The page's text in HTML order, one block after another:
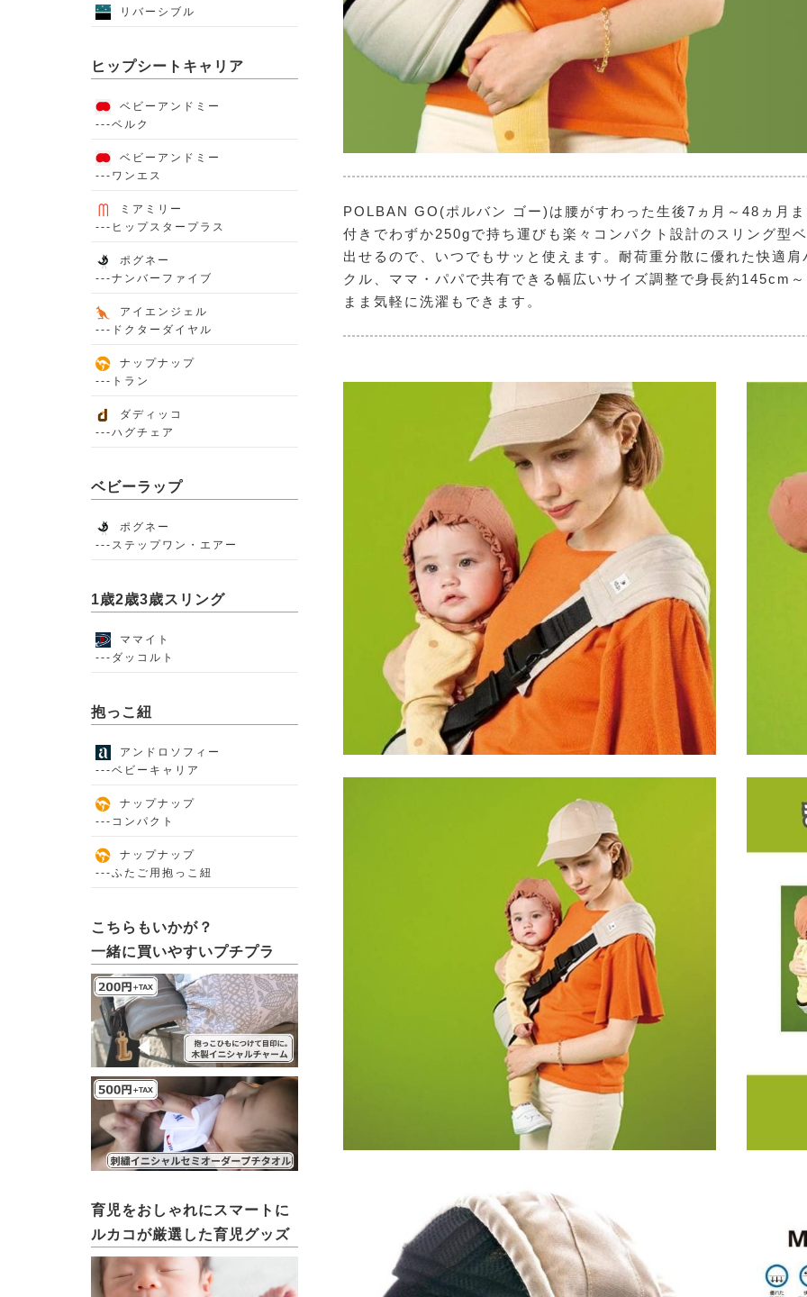
POLBAN GO(ポルバン ゴー)は腰がすわった生後7ヵ月～48ヵ月
付きでわずか250gで持ち運びも楽々コンパクト設計のスリング型
出せるので、いつでもサッと使えます。耐荷重分散に優れた快適
クル、ママ・パパで共有できる幅広いサイズ調整で身長約145cm
まま気軽に洗濯もできます。
リバーシブル
ヒップシートキャリア
ベビーアンドミー
---ベルク
ベビーアンドミー
---ワンエス
ミアミリー
---ヒップスタープラス
ポグネー
---ナンバーファイブ
アイエンジェル
---ドクターダイヤル
ナップナップ
---トラン
ダディッコ
---ハグチェア
ベビーラップ
ポグネー
---ステップワン・エアー
1歳2歳3歳スリング
ママイト
---ダッコルト
抱っこ紐
アンドロソフィー
---ベビーキャリア
ナップナップ
---コンパクト
ナップナップ
---ふたご用抱っこ紐
こちらもいかが？
一緒に買いやすいプチプラ
育児をおしゃれにスマートに
ルカコが厳選した育児グッズ